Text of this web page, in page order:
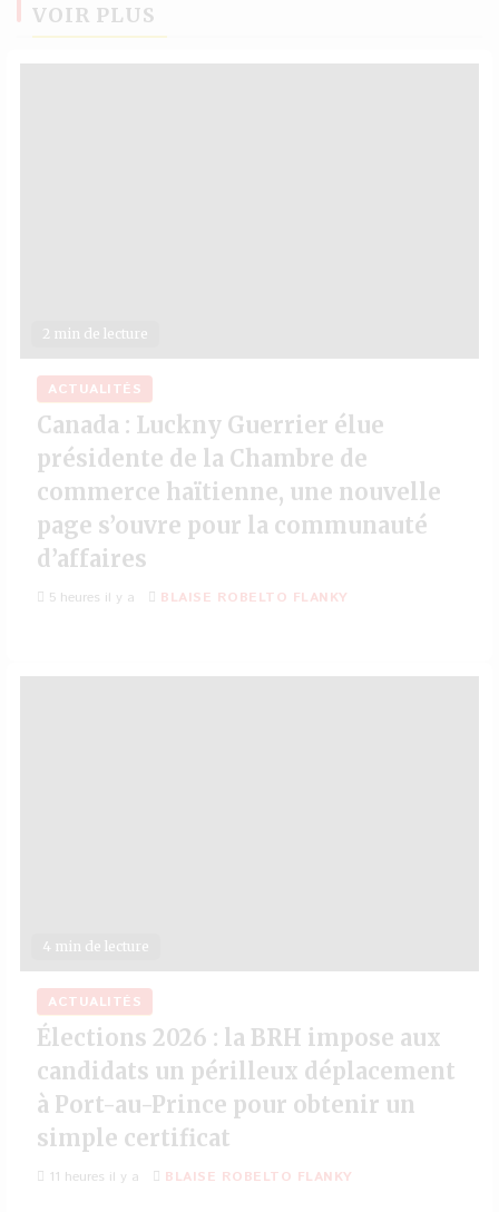
VOIR PLUS
2 min de lecture
ACTUALITÉS
Canada : Luckny Guerrier élue
présidente de la Chambre de
commerce haïtienne, une nouvelle
page s’ouvre pour la communauté
d’affaires
5 heures il y a BLAISE ROBELTO FLANKY
4 min de lecture
ACTUALITÉS
Élections 2026 : la BRH impose aux
candidats un périlleux déplacement
à Port-au-Prince pour obtenir un
simple certificat
11 heures il y a BLAISE ROBELTO FLANKY